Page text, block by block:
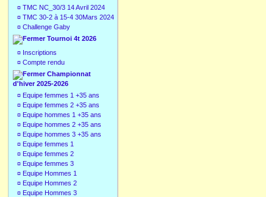
¤ TMC NC_30/3 14 Avril 2024
¤ TMC 30-2 à 15-4 30Mars 2024
¤ Challenge Gaby
Tournoi 4t 2026
¤ Inscriptions
¤ Compte rendu
Championnat
d'hiver 2025-2026
¤ Equipe femmes 1 +35 ans
¤ Equipe femmes 2 +35 ans
¤ Equipe hommes 1 +35 ans
¤ Equipe hommes 2 +35 ans
¤ Equipe hommes 3 +35 ans
¤ Equipe femmes 1
¤ Equipe femmes 2
¤ Equipe femmes 3
¤ Equipe Hommes 1
¤ Equipe Hommes 2
¤ Equipe Hommes 3